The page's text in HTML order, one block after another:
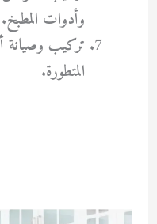
وأدوات المطبخ.
تركيب وصيانة
المتطورة.